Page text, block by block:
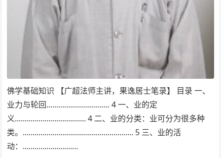
佛学基础知识 【广超法师主讲，果逸居士笔录】 目录 一、
业力与轮回................................ 4 一、业的定
义.................................... 4 二、业的分类：业可分为很多种
类。........................................................ 5 三、业的活
动：.........................…